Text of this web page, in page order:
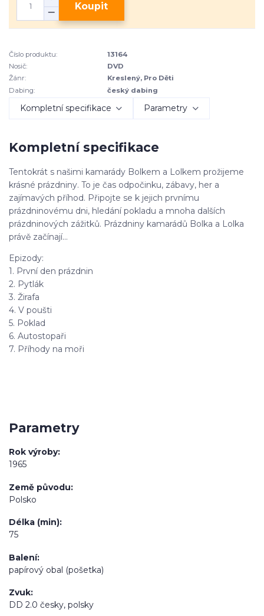
Koupit
Číslo produktu:
13164
Nosič:
DVD
Žánr:
Kreslený, Pro Děti
Dabing:
český dabing
Kompletní specifikace Parametry
Kompletní specifikace
Tentokrát s našimi kamarády Bolkem a Lolkem prožijeme
krásné prázdniny. To je čas odpočinku, zábavy, her a
zajímavých příhod. Připojte se k jejich prvnímu
prázdninovému dni, hledání pokladu a mnoha dalších
prázdninových zážitků. Prázdniny kamarádů Bolka a Lolka
právě začínají...
Epizody:
1. První den prázdnin
2. Pytlák
3. Žirafa
4. V poušti
5. Poklad
6. Autostopaři
7. Příhody na moři
Parametry
Rok výroby
1965
Země původu
Polsko
Délka (min)
75
Balení
papírový obal (pošetka)
Zvuk
DD 2.0 česky, polsky